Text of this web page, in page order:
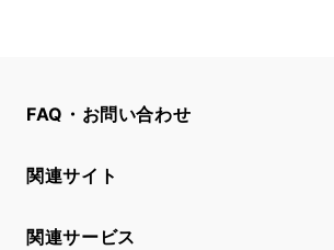
FAQ・お問い合わせ
関連サイト
関連サービス